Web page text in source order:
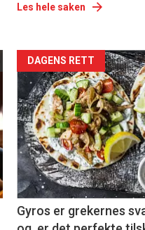
Les hele saken
Forsiden
akkurat
nå
-
6
DAGENS RETT
Gyros er grekernes